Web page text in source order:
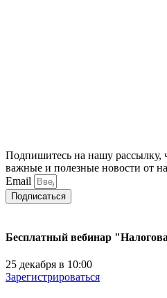
Подпишитесь на нашу рассылку,
важные и полезные новости от
Email
Подписаться
Бесплатный вебинар
25 декабря в 10:00
Зарегистрироваться